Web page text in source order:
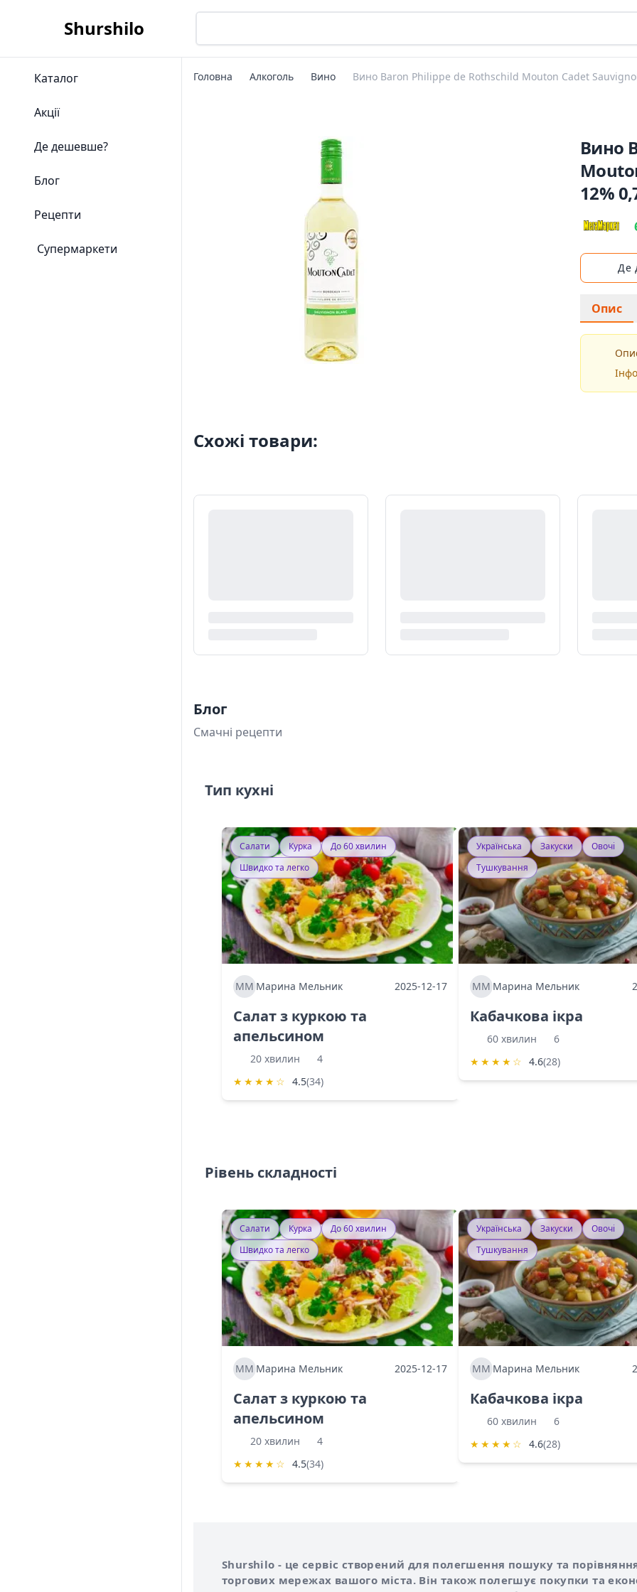
Shurshilo
Каталог
Акції
Де дешевше?
Блог
Рецепти
Супермаркети
Головна Алкоголь Вино Вино Baron Philippe de Rothschild Mouton Cadet
Вино
12%
Де
Опис
Схожі товари:
Блог
Смачні рецепти
Тип кухні
Салати Курка
До 60 хвилин
Швидко та легко
ММ Марина Мельник 2025-12-17
Салат з куркою та
апельсином
20 хвилин
4
★ ★ ★ ★ ☆ 4.5(34)
Українська Закуски
Овочі
Тушкування
ММ Марина Мельник
Кабачкова ікра
60 хвилин
6
★ ★ ★ ★ ☆ 4.6(28)
Рівень складності
Салати Курка
До 60 хвилин
Швидко та легко
ММ Марина Мельник 2025-12-17
Салат з куркою та
апельсином
20 хвилин
4
★ ★ ★ ★ ☆ 4.5(34)
Українська Закуски
Овочі
Тушкування
ММ Марина Мельник
Кабачкова ікра
60 хвилин
6
★ ★ ★ ★ ☆ 4.6(28)
Про сервіс Shurshilo
Shurshilo - це сервіс створений для полегшення пошуку та
торгових мережах вашого міста. Він також полегшує покупки та